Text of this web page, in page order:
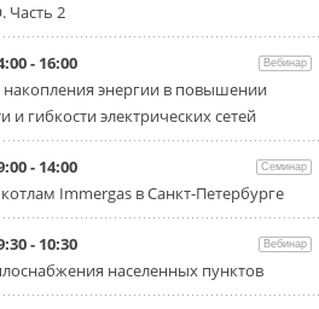
Тепловые насосы в связке с
солнечной генерацией и
накопителем снижают
потребление на 60%
Исследователи из Италии установили ...
4 АВГУСТА 2026
«РУСКЛИМАТ Fest 2026» в Уфе
собрал свыше 700 профи
климатической отрасли
Организатором выступил торгово-
производственный холдинг ...
Часть 2
- 16:00 Вебинар
накопления энергии в повышении
и гибкости электрических сетей
- 14:00 Семинар
Immergas в Санкт-Петербурге
- 10:30 Вебинар
населенных пунктов